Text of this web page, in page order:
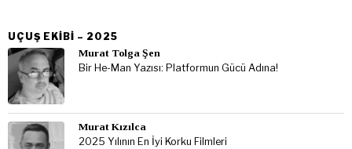
UÇUŞ EKIBI – 2025
Murat Tolga Şen
Bir He-Man Yazısı: Platformun Gücü Adına!
Murat Kızılca
2025 Yılının En İyi Korku Filmleri